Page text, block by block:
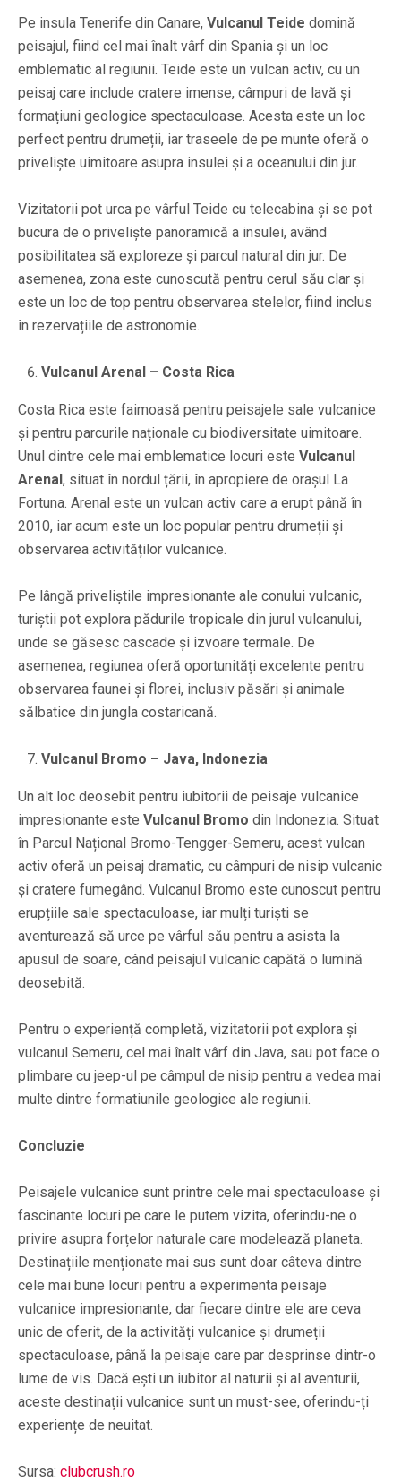
Pe insula Tenerife din Canare, Vulcanul Teide domină
peisajul, fiind cel mai înalt vârf din Spania și un loc
emblematic al regiunii. Teide este un vulcan activ, cu un
peisaj care include cratere imense, câmpuri de lavă și
formațiuni geologice spectaculoase. Acesta este un loc
perfect pentru drumeții, iar traseele de pe munte oferă o
priveliște uimitoare asupra insulei și a oceanului din jur.
Vizitatorii pot urca pe vârful Teide cu telecabina și se pot
bucura de o priveliște panoramică a insulei, având
posibilitatea să exploreze și parcul natural din jur. De
asemenea, zona este cunoscută pentru cerul său clar și
este un loc de top pentru observarea stelelor, fiind inclus
în rezervațiile de astronomie.
Vulcanul Arenal – Costa Rica
Costa Rica este faimoasă pentru peisajele sale vulcanice
și pentru parcurile naționale cu biodiversitate uimitoare.
Unul dintre cele mai emblematice locuri este Vulcanul
Arenal, situat în nordul țării, în apropiere de orașul La
Fortuna. Arenal este un vulcan activ care a erupt până în
2010, iar acum este un loc popular pentru drumeții și
observarea activităților vulcanice.
Pe lângă priveliștile impresionante ale conului vulcanic,
turiștii pot explora pădurile tropicale din jurul vulcanului,
unde se găsesc cascade și izvoare termale. De
asemenea, regiunea oferă oportunități excelente pentru
observarea faunei și florei, inclusiv păsări și animale
sălbatice din jungla costaricană.
Vulcanul Bromo – Java, Indonezia
Un alt loc deosebit pentru iubitorii de peisaje vulcanice
impresionante este Vulcanul Bromo din Indonezia. Situat
în Parcul Național Bromo-Tengger-Semeru, acest vulcan
activ oferă un peisaj dramatic, cu câmpuri de nisip vulcanic
și cratere fumegând. Vulcanul Bromo este cunoscut pentru
erupțiile sale spectaculoase, iar mulți turiști se
aventurează să urce pe vârful său pentru a asista la
apusul de soare, când peisajul vulcanic capătă o lumină
deosebită.
Pentru o experiență completă, vizitatorii pot explora și
vulcanul Semeru, cel mai înalt vârf din Java, sau pot face o
plimbare cu jeep-ul pe câmpul de nisip pentru a vedea mai
multe dintre formatiunile geologice ale regiunii.
Concluzie
Peisajele vulcanice sunt printre cele mai spectaculoase și
fascinante locuri pe care le putem vizita, oferindu-ne o
privire asupra forțelor naturale care modelează planeta.
Destinațiile menționate mai sus sunt doar câteva dintre
cele mai bune locuri pentru a experimenta peisaje
vulcanice impresionante, dar fiecare dintre ele are ceva
unic de oferit, de la activități vulcanice și drumeții
spectaculoase, până la peisaje care par desprinse dintr-o
lume de vis. Dacă ești un iubitor al naturii și al aventurii,
aceste destinații vulcanice sunt un must-see, oferindu-ți
experiențe de neuitat.
Sursa: clubcrush.ro